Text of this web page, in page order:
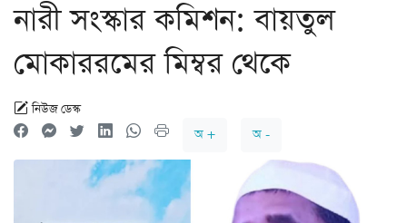
নারী সংস্কার কমিশন: বায়তুল
মোকাররমের মিম্বর থেকে
নিউজ ডেস্ক
অ +
অ -